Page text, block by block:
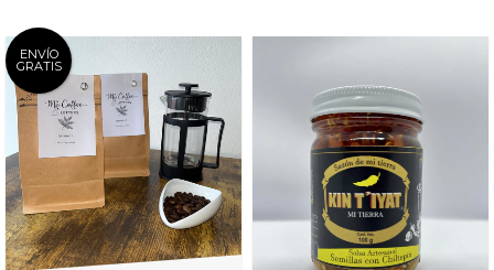
ENVÍO
GRATIS